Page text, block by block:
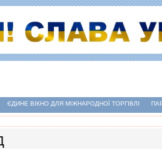
ЄДИНЕ ВІКНО ДЛЯ МІЖНАРОДНОЇ ТОРГІВЛІ